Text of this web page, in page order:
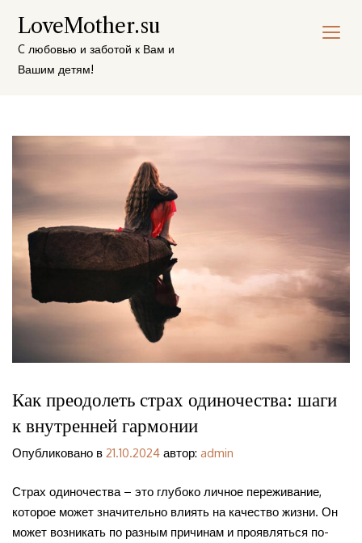
содержимому
LoveMother.su
C любовью и заботой к Вам и
Вашим детям!
Как преодолеть страх одиночества: шаги
к внутренней гармонии
Опубликовано в 21.10.2024 автор: admin
Страх одиночества – это глубоко личное переживание,
которое может значительно влиять на качество жизни. Он
может возникать по разным причинам и проявляться по-